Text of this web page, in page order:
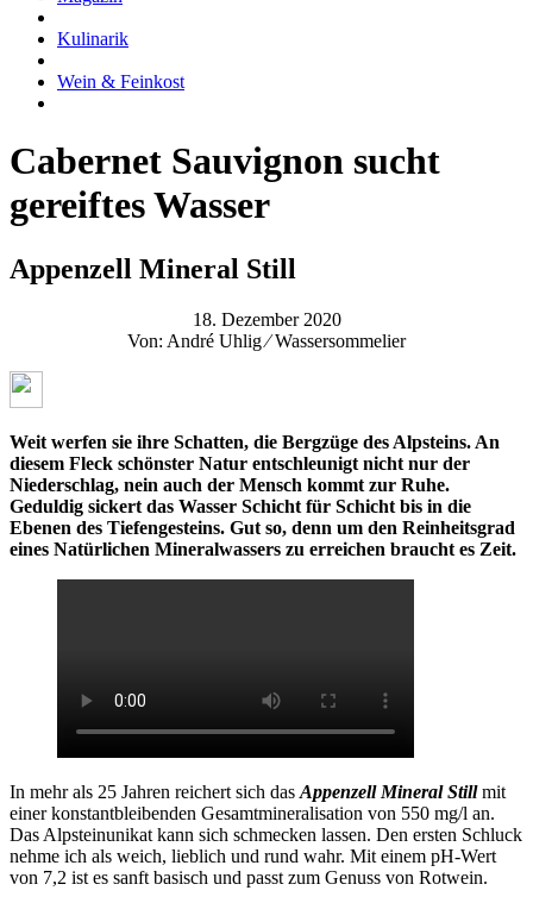
Kulinarik
Wein & Feinkost
Cabernet Sauvignon sucht
gereiftes Wasser
Appenzell Mineral Still
18. Dezember 2020
Von: André Uhlig ⁄ Wassersommelier
Weit werfen sie ihre Schatten, die Bergzüge des Alpsteins. An
diesem Fleck schönster Natur entschleunigt nicht nur der
Niederschlag, nein auch der Mensch kommt zur Ruhe.
Geduldig sickert das Wasser Schicht für Schicht bis in die
Ebenen des Tiefengesteins. Gut so, denn um den Reinheitsgrad
eines Natürlichen Mineralwassers zu erreichen braucht es Zeit.
In mehr als 25 Jahren reichert sich das Appenzell Mineral Stillmit
einer konstantbleibenden Gesamtmineralisation von 550 mg/l an.
Das Alpsteinunikat kann sich schmecken lassen. Den ersten Schluck
nehme ich als weich, lieblich und rund wahr. Mit einem pH-Wert
von 7,2 ist es sanft basisch und passt zum Genuss von Rotwein.